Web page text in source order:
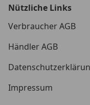
Nützliche Links
Verbraucher AGB
Händler AGB
Impressum